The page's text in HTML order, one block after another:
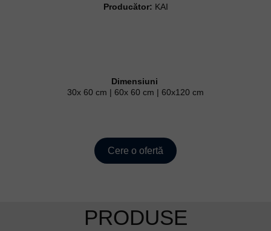
PRODUSE
Dimensiuni
30x 60 cm | 60x 60 cm | 60x120 cm
Producător: KAI
Cere o ofertă